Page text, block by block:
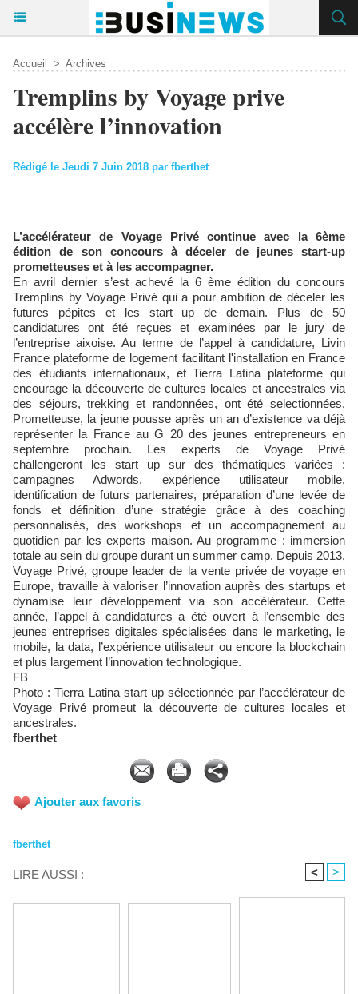
Accueil > Archives
Tremplins by Voyage prive
accélère l’innovation
Rédigé le Jeudi 7 Juin 2018 par fberthet
L’accélérateur de Voyage Privé continue avec la 6ème
édition de son concours à déceler de jeunes start-up
prometteuses et à les accompagner.
En avril dernier s’est achevé la 6 ème édition du concours
Tremplins by Voyage Privé qui a pour ambition de déceler les
futures pépites et les start up de demain. Plus de 50
candidatures ont été reçues et examinées par le jury de
l’entreprise aixoise. Au terme de l’appel à candidature, Livin
France plateforme de logement facilitant l'installation en France
des étudiants internationaux, et Tierra Latina plateforme qui
encourage la découverte de cultures locales et ancestrales via
des séjours, trekking et randonnées, ont été selectionnées.
Prometteuse, la jeune pousse après un an d’existence va déjà
représenter la France au G 20 des jeunes entrepreneurs en
septembre prochain. Les experts de Voyage Privé
challengeront les start up sur des thématiques variées :
campagnes Adwords, expérience utilisateur mobile,
identification de futurs partenaires, préparation d’une levée de
fonds et définition d’une stratégie grâce à des coaching
personnalisés, des workshops et un accompagnement au
quotidien par les experts maison. Au programme : immersion
totale au sein du groupe durant un summer camp. Depuis 2013,
Voyage Privé, groupe leader de la vente privée de voyage en
Europe, travaille à valoriser l’innovation auprès des startups et
dynamise leur développement via son accélérateur. Cette
année, l’appel à candidatures a été ouvert à l’ensemble des
jeunes entreprises digitales spécialisées dans le marketing, le
mobile, la data, l’expérience utilisateur ou encore la blockchain
et plus largement l’innovation technologique.
FB
Photo : Tierra Latina start up sélectionnée par l’accélérateur de
Voyage Privé promeut la découverte de cultures locales et
ancestrales.
fberthet
Ajouter aux favoris
fberthet
LIRE AUSSI : < >